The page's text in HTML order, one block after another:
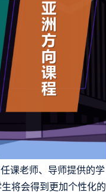
课老师、导师提供的学
将会得到更加个性化的